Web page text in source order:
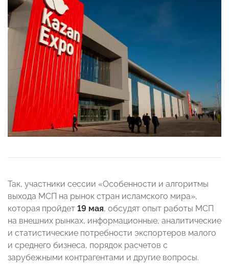
Так, участники сессии «Особенности и алгоритмы
выхода МСП на рынок стран исламского мира»,
которая пройдет 19 мая, обсудят опыт работы МСП
на внешних рынках, информационные, аналитические
и статистические потребности экспортеров малого
и среднего бизнеса, порядок расчетов с
зарубежными контрагентами и другие вопросы.